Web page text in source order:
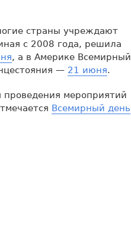
страны учреждают
с 2008 года, решила
, а в Америке Всемирный
— 21 июня.
проведения мероприятий
Всемирный день